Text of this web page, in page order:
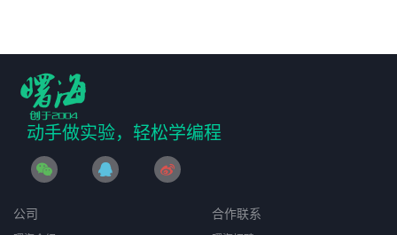
动手做实验，轻松学编程
公司 合作联系